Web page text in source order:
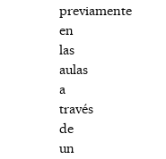
previamente
en
las
aulas
a
través
de
un